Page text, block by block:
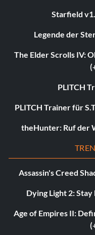
Starfield
Legende der
The Elder Scrolls IV:
PLITCH
PLITCH Trainer für
theHunter: Ruf der
Assassin's Creed
Dying Light 2:
Age of Empires II: